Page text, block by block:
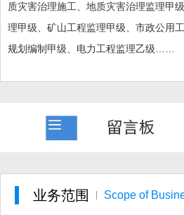
质灾害治理施工、地质灾害治理监理甲
理甲级、矿山工程监理甲级、市政公用
规划编制甲级 、电力工程监理乙级
业务范围 Scope of